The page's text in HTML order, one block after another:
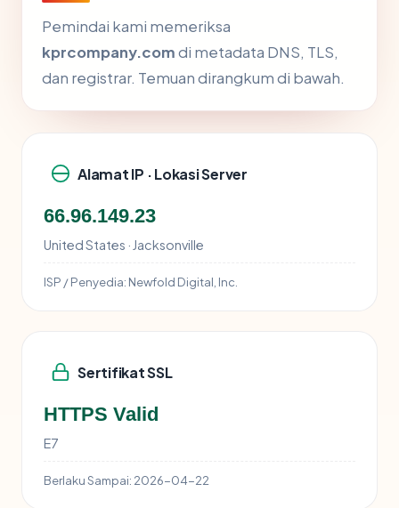
Pemindai kami memeriksa
kprcompany.comdi metadata DNS, TLS,
dan registrar. Temuan dirangkum di bawah.
Alamat IP · Lokasi Server
66.96.149.23
United States · Jacksonville
ISP / Penyedia: Newfold Digital, Inc.
Sertifikat SSL
HTTPS Valid
E7
Berlaku Sampai: 2026-04-22